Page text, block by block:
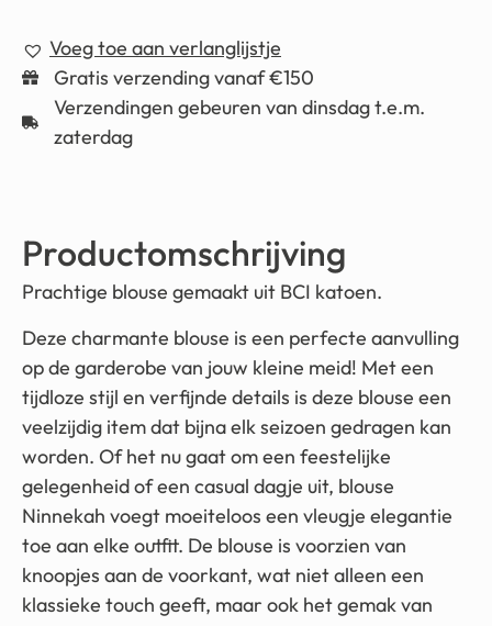
Voeg toe aan verlanglijstje
Gratis verzending vanaf €150
Verzendingen gebeuren van dinsdag t.e.m.
zaterdag
Productomschrijving
Prachtige blouse gemaakt uit BCI katoen.
Deze charmante blouse is een perfecte aanvulling
op de garderobe van jouw kleine meid! Met een
tijdloze stijl en verfijnde details is deze blouse een
veelzijdig item dat bijna elk seizoen gedragen kan
worden. Of het nu gaat om een feestelijke
gelegenheid of een casual dagje uit, blouse
Ninnekah voegt moeiteloos een vleugje elegantie
toe aan elke outfit. De blouse is voorzien van
knoopjes aan de voorkant, wat niet alleen een
klassieke touch geeft, maar ook het gemak van